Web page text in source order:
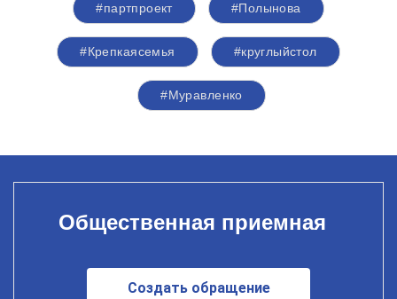
#партпроект #Полынова
#Крепкаясемья #круглыйстол
#Муравленко
Общественная приемная
Создать обращение